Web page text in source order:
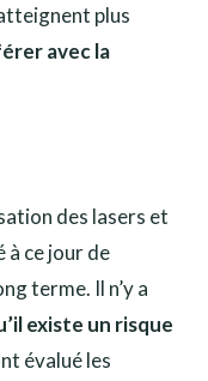
plus
avec la
des lasers et
à ce jour de
terme. Il n’y a
existe un risque
évalué les